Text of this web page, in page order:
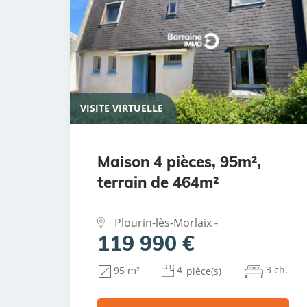
VISITE VIRTUELLE
Maison 4 pièces, 95m²,
terrain de 464m²
Plourin-lès-Morlaix -
119 990 €
95 m² 4 pièce(s) 3 ch.